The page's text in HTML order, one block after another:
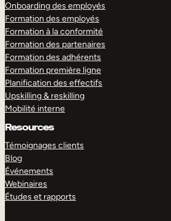
Onboarding des employés
Formation des employés
Formation à la conformité
Formation des partenaires
Formation des adhérents
Formation première ligne
Planification des effectifs
Upskilling & reskilling
Mobilité interne
Resources
Témoignages clients
Blog
Événements
Webinaires
Études et rapports